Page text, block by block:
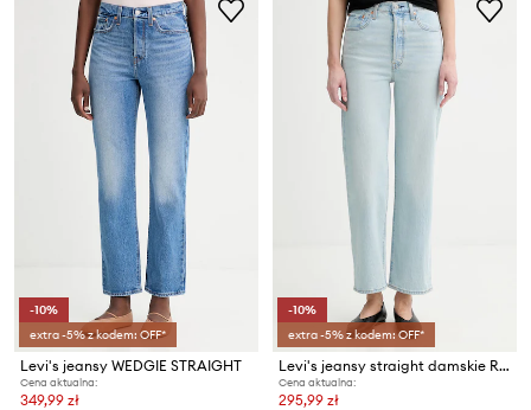
-10%
extra -5% z kodem: OFF*
Levi's jeansy WEDGIE STRAIGHT
Cena aktualna:
349,99 zł
-10%
extra -5% z kodem: OFF*
Levi's jeansy straight damskie RIBCAGE STRAIGHT ANKLE
Cena aktualna:
295,99 zł